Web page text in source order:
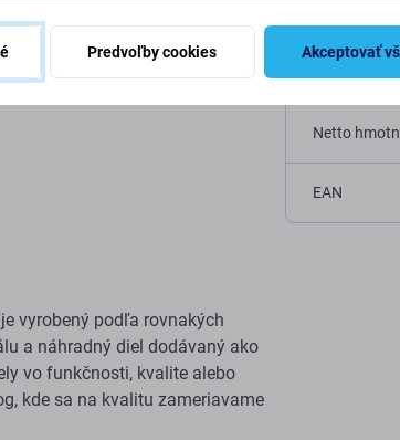
vyrobený podľa rovnakých
a náhradný diel dodávaný ako
vo funkčnosti, kvalite alebo
kde sa na kvalitu zameriavame
Netto
EAN
Predvoľby cookies Akceptovať